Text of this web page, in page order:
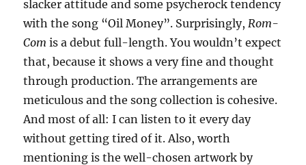
slacker attitude and some psycherock tendency
with the song “Oil Money”. Surprisingly, Rom-
Com is a debut full-length. You wouldn’t expect
that, because it shows a very fine and thought
through production. The arrangements are
meticulous and the song collection is cohesive.
And most of all: I can listen to it every day
without getting tired of it. Also, worth
mentioning is the well-chosen artwork by